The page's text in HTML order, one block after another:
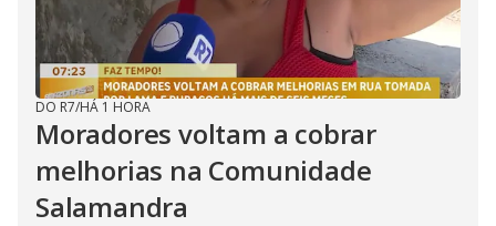
DO R7/HÁ 1 HORA
Moradores voltam a cobrar
melhorias na Comunidade
Salamandra